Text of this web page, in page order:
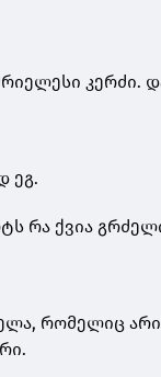
კერძი.
ეგ.
რა ქვია
რომელიც